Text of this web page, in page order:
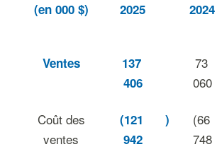
(en 000 $) 2025 2024
Ventes
137
406
73
060
Coût des
ventes
(121
942
)
(66
748